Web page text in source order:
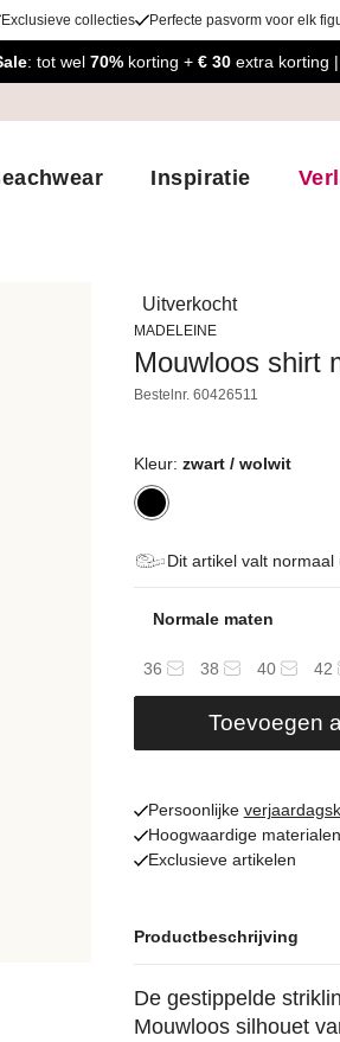
Exclusieve collecties Perfecte pasvorm voor elk
: tot wel 70% korting + € 30 extra korting |
Inspiratie
Uitverkocht
MADELEINE
Mouwloos shirt
Bestelnr. 60426511
Kleur: zwart / wolwit
Dit artikel valt normaal
Normale maten
36 38 40 42
Toevoegen
Persoonlijke
Hoogwaardige materialen
Exclusieve artikelen
Productbeschrijving
De gestippelde
Mouwloos silhouet